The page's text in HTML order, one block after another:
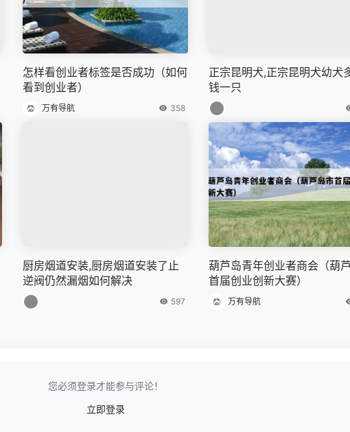
怎样看创业者标签是否成功（如何
看到创业者）
万有导航 358
正宗昆明犬,正宗昆明犬幼犬
钱一只
厨房烟道安装,厨房烟道安装了止
逆阀仍然漏烟如何解决
597
葫芦岛青年创业者商会（葫
首届创业创新大赛）
万有导航
您必须登录才能参与评论！
立即登录